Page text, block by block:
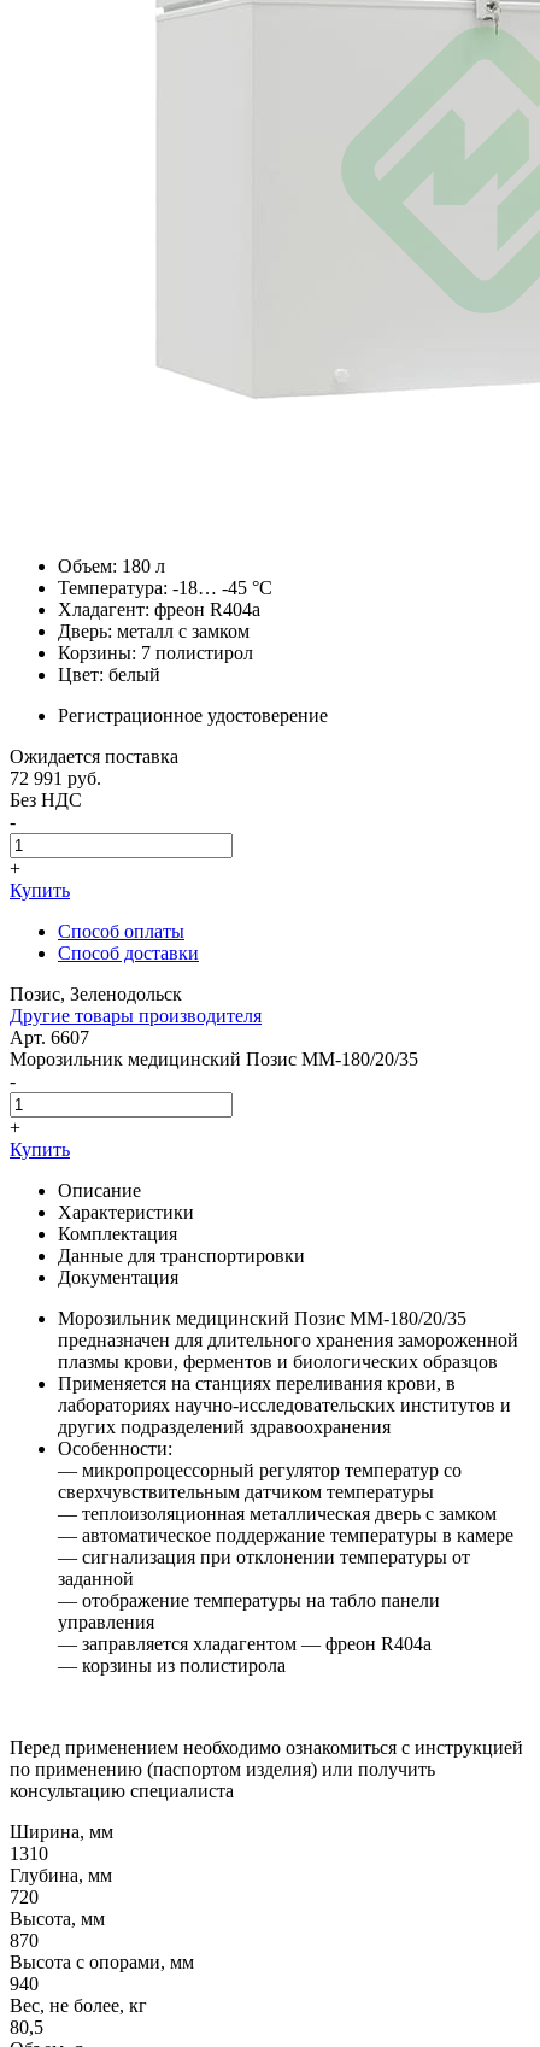
Объем: 180 л
Температура: -18… -45 °C
Хладагент: фреон R404a
Дверь: металл с замком
Корзины: 7 полистирол
Цвет: белый
Регистрационное удостоверение
Ожидается поставка
72 991 руб.
Без НДС
-
+
Купить
Способ оплаты
Способ доставки
Позис, Зеленодольск
Другие товары производителя
Арт. 6607
Морозильник медицинский Позис ММ-180/20/35
-
+
Купить
Описание
Характеристики
Комплектация
Данные для транспортировки
Документация
Морозильник медицинский Позис ММ-180/20/35
предназначен для длительного хранения замороженной
плазмы крови, ферментов и биологических образцов
Применяется на станциях переливания крови, в
лабораториях научно-исследовательских институтов и
других подразделений здравоохранения
Особенности:
— микропроцессорный регулятор температур со
сверхчувствительным датчиком температуры
— теплоизоляционная металлическая дверь с замком
— автоматическое поддержание температуры в камере
— сигнализация при отклонении температуры от
заданной
— отображение температуры на табло панели
управления
— заправляется хладагентом — фреон R404a
— корзины из полистирола
Перед применением необходимо ознакомиться с инструкцией
по применению (паспортом изделия) или получить
консультацию специалиста
Ширина, мм
1310
Глубина, мм
720
Высота, мм
870
Высота с опорами, мм
940
Вес, не более, кг
80,5